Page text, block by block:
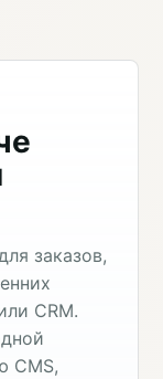
заказов,
CRM.
CMS,